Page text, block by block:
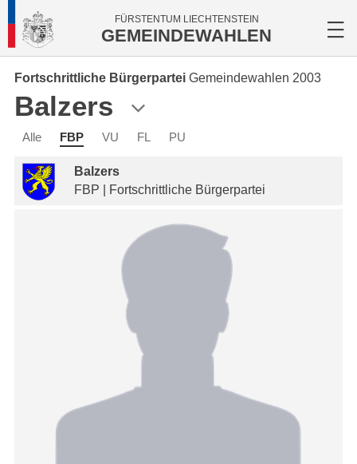
FÜRSTENTUM LIECHTENSTEIN
GEMEINDEWAHLEN
Fortschrittliche Bürgerpartei Gemeindewahlen 2003
Balzers
Alle FBP VU FL PU
Balzers
FBP | Fortschrittliche Bürgerpartei